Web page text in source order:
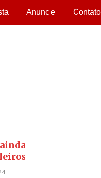
Anuncie Contato